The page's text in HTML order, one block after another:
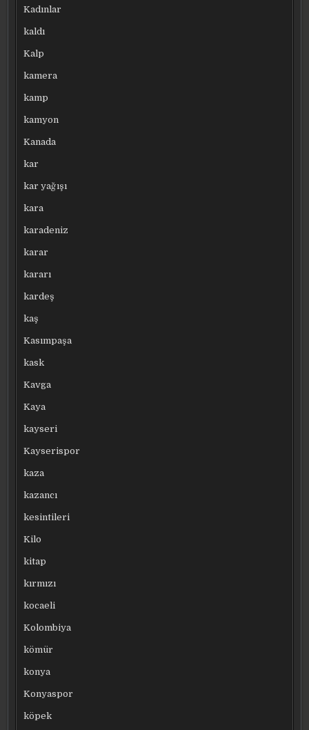
Kadınlar
kaldı
Kalp
kamera
kamp
kamyon
Kanada
kar
kar yağışı
kara
karadeniz
karar
kararı
kardeş
kaş
Kasımpaşa
kask
Kavga
Kaya
kayseri
Kayserispor
kaza
kazancı
kesintileri
Kilo
kitap
kırmızı
kocaeli
Kolombiya
kömür
konya
Konyaspor
köpek